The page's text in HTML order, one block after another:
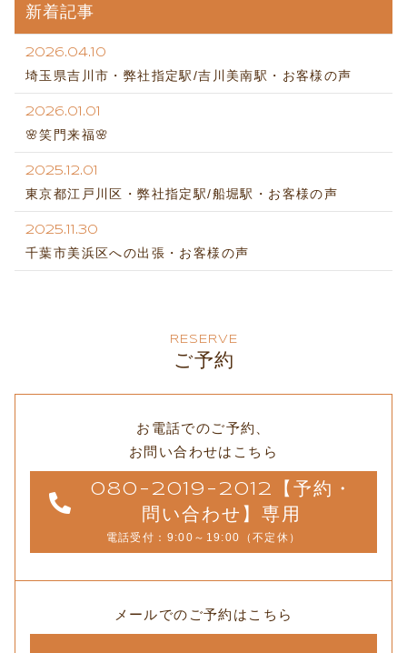
新着記事
2026.04.10
埼玉県吉川市・弊社指定駅/吉川美南駅・お客様の声
2026.01.01
🌸笑門来福🌸
2025.12.01
東京都江戸川区・弊社指定駅/船堀駅・お客様の声
2025.11.30
千葉市美浜区への出張・お客様の声
RESERVE
ご予約
お電話でのご予約、
お問い合わせはこちら
080-2019-2012【予約・
問い合わせ】専用
電話受付：9:00～19:00（不定休）
メールでのご予約はこちら